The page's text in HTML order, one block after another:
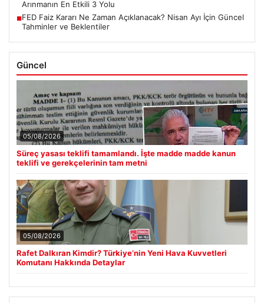
ALTIN
BTC 3061224
Son Eklenen Haberler
Süreç yasası teklifi tamamlandı. İşte madde madde kanun
teklifi ve gerekçelerinin tam metni
■Rafet Dalkıran Kimdir? Türkiye’nin Yeni Hava Kuvvetleri
Komutanı Hakkında Detaylar
■Açık Alan Mimarisinde Estetik ve bahçe mutfağı Tasarımları
■Yaz Sonrası Cilt Yenileme: Doğal Peeling Ile Ölü Derilerden
Arınmanın En Etkili 3 Yolu
Tahminler ve Beklentiler
Güncel